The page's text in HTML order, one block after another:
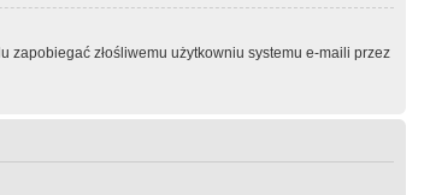
zapobiegać złośliwemu użytkowniu systemu e-maili przez